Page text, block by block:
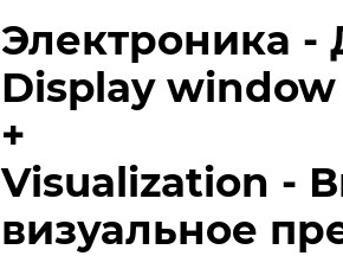
Электроника -
Display window
+
Visualization -
визуальное